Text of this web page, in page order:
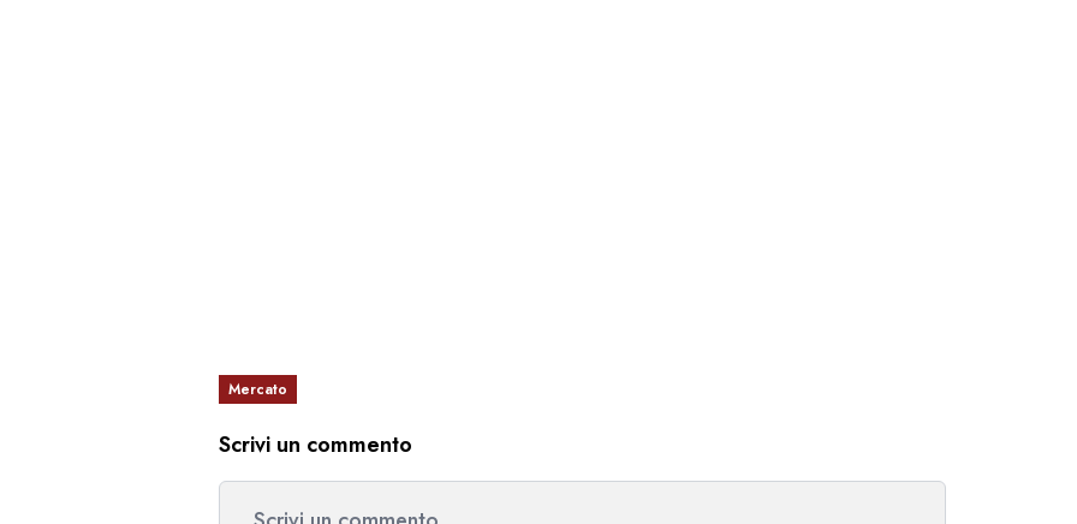
Mercato
Scrivi un commento